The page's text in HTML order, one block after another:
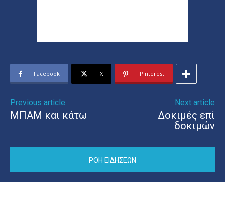
Facebook X Pinterest
Previous article
ΜΠΑΜ και κάτω
Next article
Δοκιμές επί
δοκιμών
ΡΟΗ ΕΙΔΗΣΕΩΝ